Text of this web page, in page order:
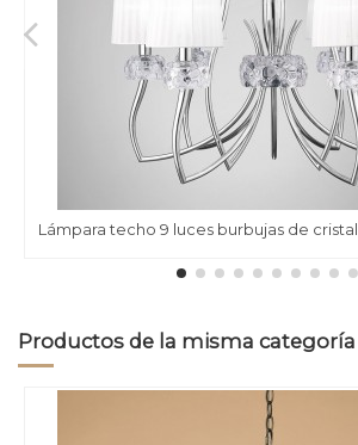
Lámpara techo 9 luces burbujas de cristal
Productos de la misma categoría